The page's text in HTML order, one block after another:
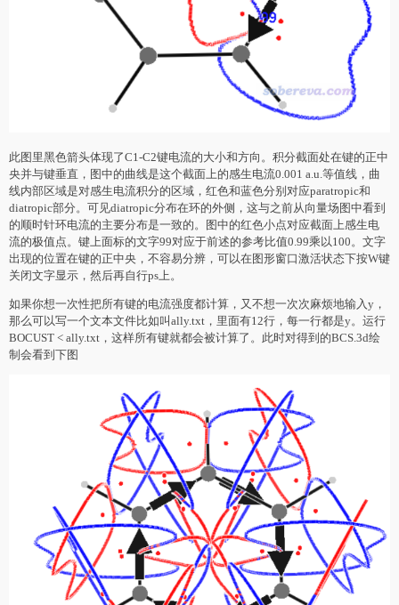
此图里黑色箭头体现了C1-C2键电流的大小和方向。积分截面处在键的正中
央并与键垂直，图中的曲线是这个截面上的感生电流0.001 a.u.等值线，曲
线内部区域是对感生电流积分的区域，红色和蓝色分别对应paratropic和
diatropic部分。可见diatropic分布在环的外侧，这与之前从向量场图中看到
的顺时针环电流的主要分布是一致的。图中的红色小点对应截面上感生电
流的极值点。键上面标的文字99对应于前述的参考比值0.99乘以100。文字
出现的位置在键的正中央，不容易分辨，可以在图形窗口激活状态下按W键
关闭文字显示，然后再自行ps上。
如果你想一次性把所有键的电流强度都计算，又不想一次次麻烦地输入y，
那么可以写一个文本文件比如叫ally.txt，里面有12行，每一行都是y。运行
BOCUST < ally.txt，这样所有键就都会被计算了。此时对得到的BCS.3d绘
制会看到下图